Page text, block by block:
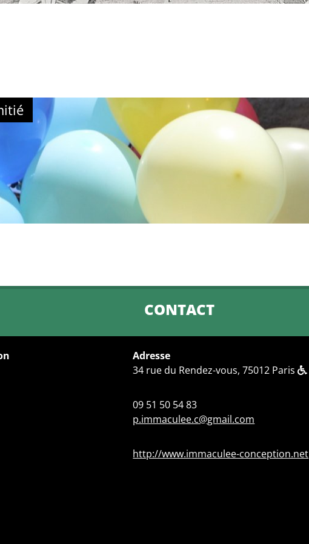
CONTACT
Adresse
34 rue du Rendez-vous, 75012 Paris
09 51 50 54 83
p.immaculee.c@gmail.com
http://www.immaculee-conception.net